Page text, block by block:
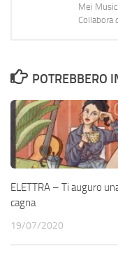
Mei
Collabora
POTREBBERO
ELETTRA – Ti auguro
cagna
19/07/2020